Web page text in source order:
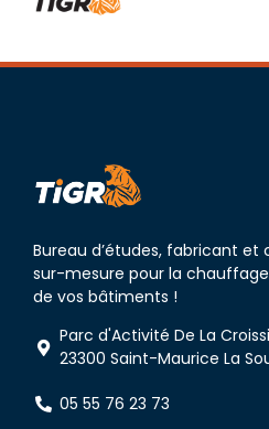
Bureau d’études, fabricant
sur-mesure pour la
de vos bâtiments !
Parc d'Activité De La
23300 Saint-Maurice La
05 55 76 23 73